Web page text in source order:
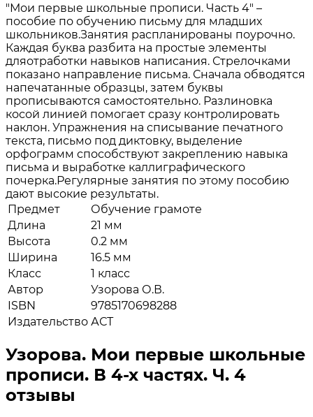
"Мои первые школьные прописи. Часть 4" –
пособие по обучению письму для младших
школьников.Занятия распланированы поурочно.
Каждая буква разбита на простые элементы
дляотработки навыков написания. Стрелочками
показано направление письма. Сначала обводятся
напечатанные образцы, затем буквы
прописываются самостоятельно. Разлиновка
косой линией помогает сразу контролировать
наклон. Упражнения на списывание печатного
текста, письмо под диктовку, выделение
орфограмм способствуют закреплению навыка
письма и выработке каллиграфического
почерка.Регулярные занятия по этому пособию
дают высокие результаты.
Предмет
Обучение грамоте
Длина
21 мм
Высота
0.2 мм
Ширина
16.5 мм
Класс
1 класс
Автор
Узорова О.В.
ISBN
9785170698288
Издательство АСТ
Узорова. Мои первые школьные
прописи. В 4-х частях. Ч. 4
отзывы